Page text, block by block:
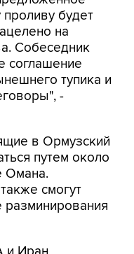
будет
на
Собеседник
соглашение
тупика и
-
в Ормузский
путем около
Омана.
смогут
разминирования